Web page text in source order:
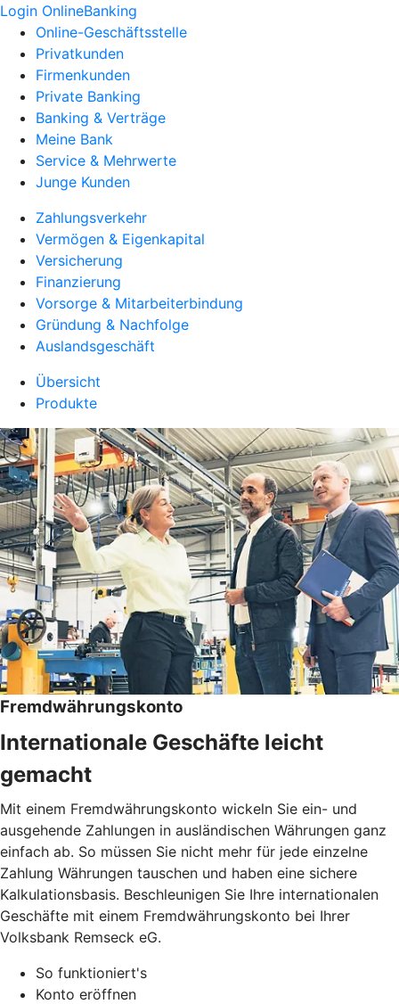
Login OnlineBanking
Online-Geschäftsstelle
Privatkunden
Firmenkunden
Private Banking
Banking & Verträge
Meine Bank
Service & Mehrwerte
Junge Kunden
Zahlungsverkehr
Vermögen & Eigenkapital
Versicherung
Finanzierung
Vorsorge & Mitarbeiterbindung
Gründung & Nachfolge
Auslandsgeschäft
Übersicht
Produkte
Fremdwährungskonto
Internationale Geschäfte leicht
gemacht
Mit einem Fremdwährungskonto wickeln Sie ein- und
ausgehende Zahlungen in ausländischen Währungen ganz
einfach ab. So müssen Sie nicht mehr für jede einzelne
Zahlung Währungen tauschen und haben eine sichere
Kalkulationsbasis. Beschleunigen Sie Ihre internationalen
Geschäfte mit einem Fremdwährungskonto bei Ihrer
Volksbank Remseck eG.
So funktioniert's
Konto eröffnen